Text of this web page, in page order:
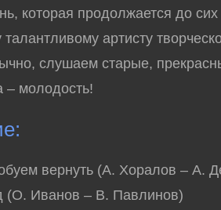
которая продолжается до
артисту
слушаем старые,
молодость!
вернуть (А. Хоралов – А.
(О. Иванов – В. Павлинов)